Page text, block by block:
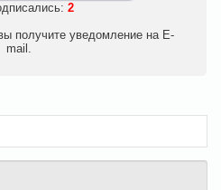
2
получите уведомление на E-
mail.